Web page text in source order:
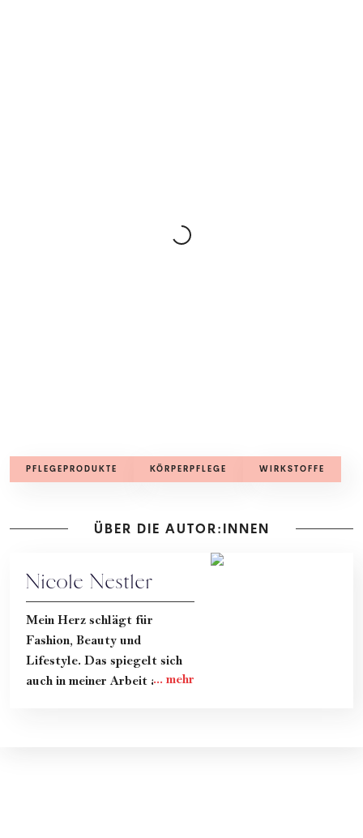
PFLEGEPRODUKTE KÖRPERPFLEGE WIRKSTOFFE
ÜBER DIE AUTOR:INNEN
Nicole Nestler
Mein Herz schlägt für
Fashion, Beauty und
Lifestyle. Das spiegelt sich
auch in meiner Arbeit als